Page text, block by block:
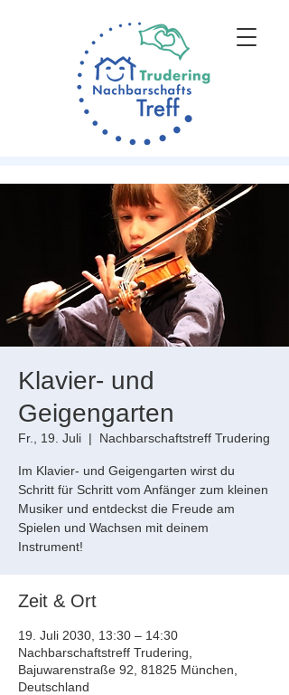
Klavier- und
Geigengarten
Fr., 19. Juli
  |
Nachbarschaftstreff Trudering
Im Klavier- und Geigengarten wirst du
Schritt für Schritt vom Anfänger zum kleinen
Musiker und entdeckst die Freude am
Spielen und Wachsen mit deinem
Instrument!
Zeit & Ort
19. Juli 2030, 13:30 – 14:30
Nachbarschaftstreff Trudering,
Bajuwarenstraße 92, 81825 München,
Deutschland